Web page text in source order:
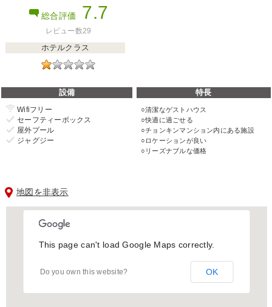
総合評価 7.7
レビュー数29
ホテルクラス
設備 特長
Wifiフリー
セーフティーボックス
屋外プール
ジャグジー
清潔なゲストハウス
快適に過ごせる
チョンキンマンション内にある施設
ロケーションが良い
リーズナブルな価格
地図を非表示
This page can't load Google Maps correctly.
Do you own this website? OK